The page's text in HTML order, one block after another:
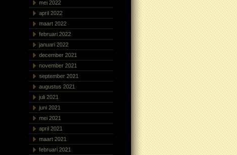
mei 2022
april 2022
maart 2022
februari 2022
januari 2022
december 2021
november 2021
september 2021
augustus 2021
juli 2021
juni 2021
mei 2021
april 2021
maart 2021
februari 2021